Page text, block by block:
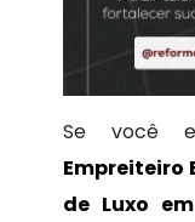
Se você
Empreiteiro
de Luxo